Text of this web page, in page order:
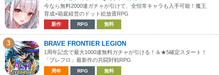
今なら無料2000連ガチャが引けて、全恒常キャラも入手可能！魔王
育成×箱庭経営のドット絵放置RPG
新作 RPG 無料
3 BRAVE FRONTIER LEGION
1周年記念で最大1000連無料ガチャが引ける！＆★5確定スタート！
「ブレフロ」最新作の共闘対戦RPG
周年 RPG 無料